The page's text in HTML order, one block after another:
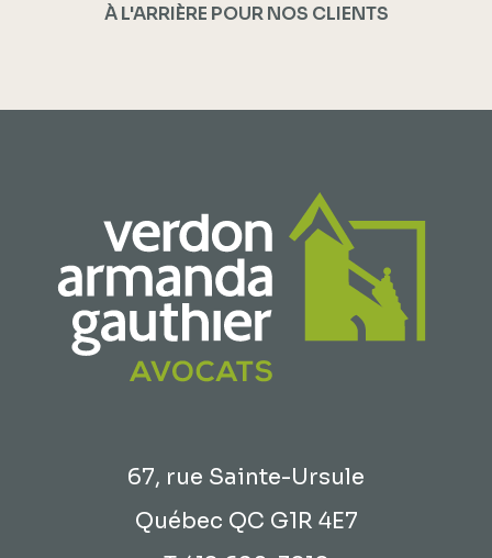
À L'ARRIÈRE POUR NOS CLIENTS
67, rue Sainte-Ursule
Québec QC G1R 4E7